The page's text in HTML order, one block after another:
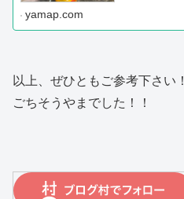
yamap.com
以上、ぜひともご参考下さい！
ごちそうやまでした！！